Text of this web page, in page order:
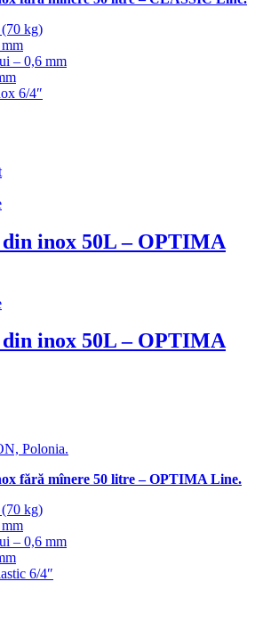
kg)
– 0,6 mm
6/4″
inox 50L – OPTIMA
inox 50L – OPTIMA
Polonia.
fără mînere 50 litre – OPTIMA Line.
kg)
– 0,6 mm
6/4″